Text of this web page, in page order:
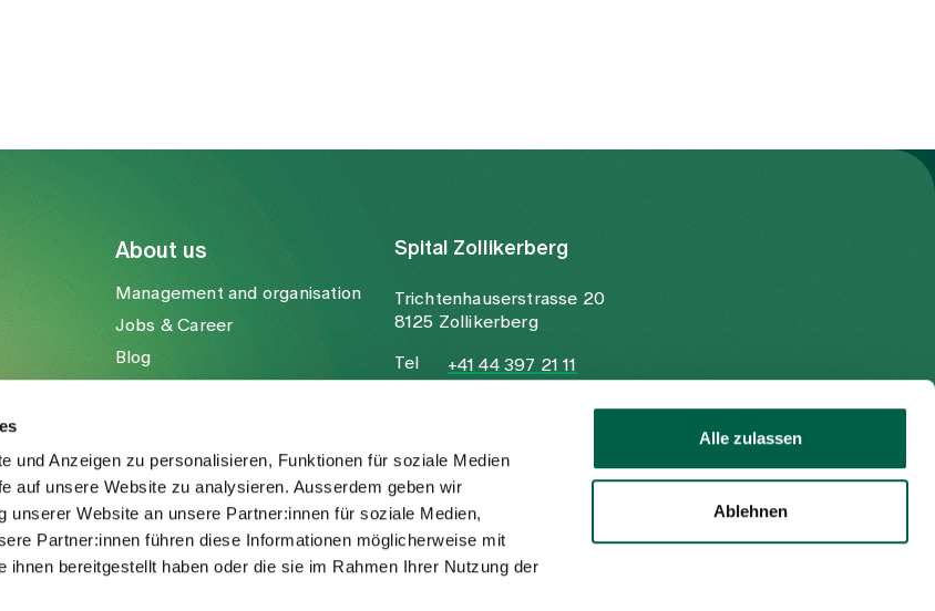
und Anzeigen zu personalisieren, Funktionen für soziale Medien
auf unsere Website zu analysieren. Ausserdem geben wir
unserer Website an unsere Partner:innen für soziale Medien,
Partner:innen führen diese Informationen möglicherweise mit
ihnen bereitgestellt haben oder die sie im Rahmen Ihrer Nutzung der
Alle zulassen
Ablehnen
About us
Management and organisation
Jobs & Career
Blog
Spital Zollikerberg
Trichtenhauserstrasse 20
8125 Zollikerberg
Tel
+41 44 397 21 11